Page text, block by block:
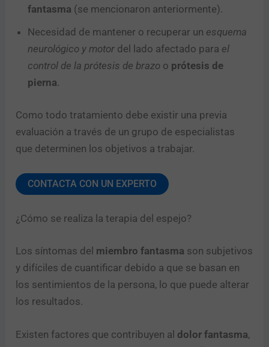
fantasma (se mencionaron anteriormente).
Necesidad de mantener o recuperar un esquema
neurológico y motor del lado afectado para el
control de la prótesis de brazo o prótesis de
pierna.
Como todo tratamiento debe existir una previa
evaluación a través de un grupo de especialistas
que determinen los objetivos a trabajar.
CONTACTA CON UN EXPERTO
¿Cómo se realiza la terapia del espejo?
Los síntomas del miembro fantasma son subjetivos
y difíciles de cuantificar debido a que se basan en
los sentimientos de la persona, lo que puede alterar
los resultados.
Existen factores que contribuyen al dolor fantasma,